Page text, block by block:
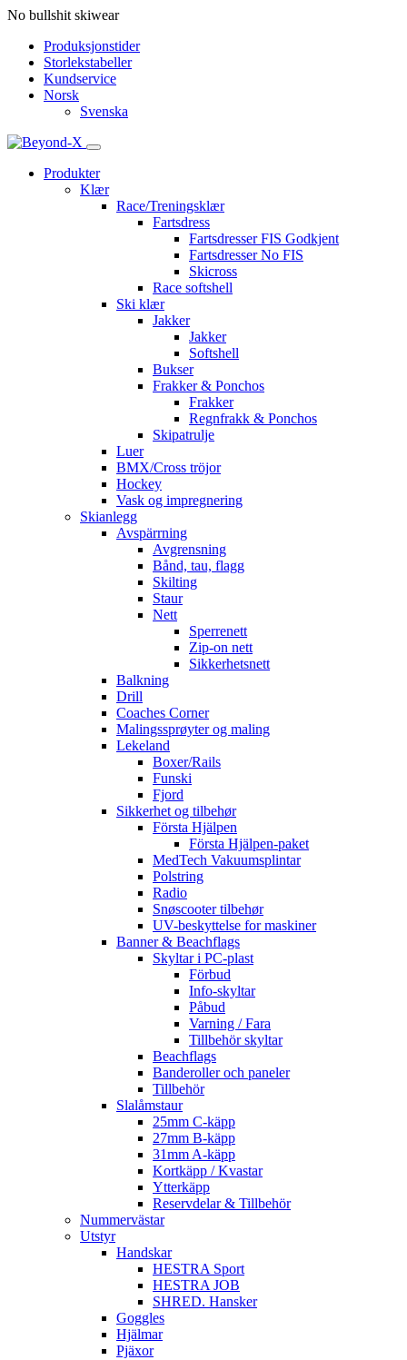
No bullshit skiwear
Produksjonstider
Storlekstabeller
Kundservice
Norsk
Svenska
Produkter
Klær
Race/Treningsklær
Fartsdress
Fartsdresser FIS Godkjent
Fartsdresser No FIS
Skicross
Race softshell
Ski klær
Jakker
Jakker
Softshell
Bukser
Frakker & Ponchos
Frakker
Regnfrakk & Ponchos
Skipatrulje
Luer
BMX/Cross tröjor
Hockey
Vask og impregnering
Skianlegg
Avspärrning
Avgrensning
Bånd, tau, flagg
Skilting
Staur
Nett
Sperrenett
Zip-on nett
Sikkerhetsnett
Balkning
Drill
Coaches Corner
Malingssprøyter og maling
Lekeland
Boxer/Rails
Funski
Fjord
Sikkerhet og tilbehør
Första Hjälpen
Första Hjälpen-paket
MedTech Vakuumsplintar
Polstring
Radio
Snøscooter tilbehør
UV-beskyttelse for maskiner
Banner & Beachflags
Skyltar i PC-plast
Förbud
Info-skyltar
Påbud
Varning / Fara
Tillbehör skyltar
Beachflags
Banderoller och paneler
Tillbehör
Slalåmstaur
25mm C-käpp
27mm B-käpp
31mm A-käpp
Kortkäpp / Kvastar
Ytterkäpp
Reservdelar & Tillbehör
Nummervästar
Utstyr
Handskar
HESTRA Sport
HESTRA JOB
SHRED. Hansker
Goggles
Hjälmar
Pjäxor